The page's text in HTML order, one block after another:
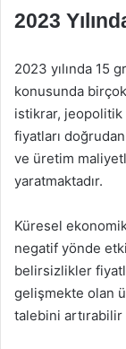
2023
2023 yılında 15
konusunda
istikrar, jeopolitik
fiyatları
ve üretim
yaratmaktadır.
Küresel
negatif yönde
belirsizlikler
gelişmekte olan
talebini artırabilir